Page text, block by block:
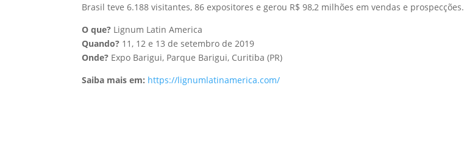
Brasil teve 6.188 visitantes, 86 expositores e gerou R$ 98,2 milhões em vendas e prospecções.
O que? Lignum Latin America
Quando? 11, 12 e 13 de setembro de 2019
Onde? Expo Barigui, Parque Barigui, Curitiba (PR)
Saiba mais em: https://lignumlatinamerica.com/